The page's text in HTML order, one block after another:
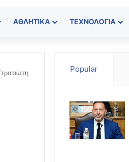
ΑΘΛΗΤΙΚΆ ΤΕΧΝΟΛΟΓΊΑ
Popular